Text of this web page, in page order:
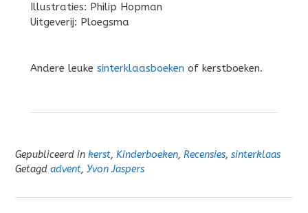
Illustraties: Philip Hopman
Uitgeverij: Ploegsma
Andere leuke sinterklaasboeken of kerstboeken.
Gepubliceerd in kerst, Kinderboeken, Recensies, sinterklaas
Getagd advent, Yvon Jaspers